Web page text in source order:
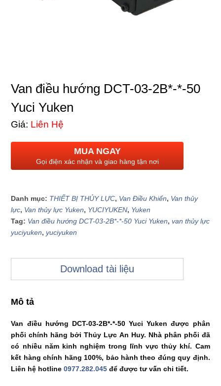
Van điều hướng DCT-03-2B*-*-50
Yuci Yuken
Giá: Liên Hệ
MUA NGAY
Gọi điện xác nhận và giao hàng tận nơi
Danh mục: THIẾT BỊ THỦY LỰC, Van Điều Khiển, Van thủy
lực, Van thủy lực Yuken, YUCIYUKEN, Yuken
Tag: Van điều hướng DCT-03-2B*-*-50 Yuci Yuken,van thủy lực
yuciyuken,yuciyuken
Download tài liệu
Mô tả
Van điều hướng DCT-03-2B*-*-50 Yuci Yuken được phân
phối chính hãng bởi Thủy Lực An Huy. Nhà phân phối đã
có nhiều năm kinh nghiệm trong lĩnh vực thủy khí. Cam
kết hàng chính hãng 100%, bảo hành theo đúng quy định.
Liên hệ hotline0977.282.045 để được tư vấn chi tiết.